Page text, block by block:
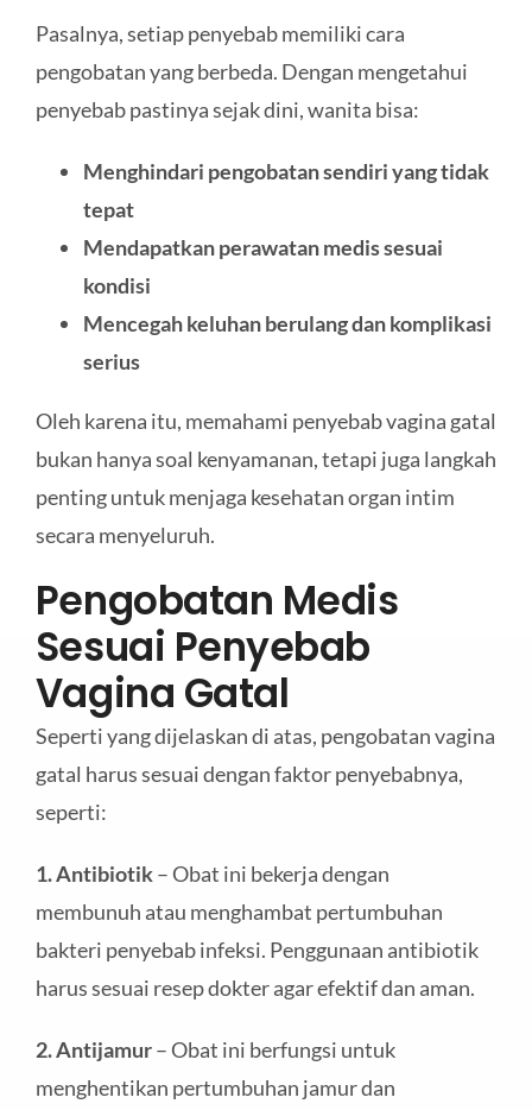
Pasalnya, setiap penyebab memiliki cara
pengobatan yang berbeda. Dengan mengetahui
penyebab pastinya sejak dini, wanita bisa:
Menghindari pengobatan sendiri yang tidak
tepat
Mendapatkan perawatan medis sesuai
kondisi
Mencegah keluhan berulang dan komplikasi
serius
Oleh karena itu, memahami penyebab vagina gatal
bukan hanya soal kenyamanan, tetapi juga langkah
penting untuk menjaga kesehatan organ intim
secara menyeluruh.
Pengobatan Medis
Sesuai Penyebab
Vagina Gatal
Seperti yang dijelaskan di atas, pengobatan vagina
gatal harus sesuai dengan faktor penyebabnya,
seperti:
1. Antibiotik– Obat ini bekerja dengan
membunuh atau menghambat pertumbuhan
bakteri penyebab infeksi. Penggunaan antibiotik
harus sesuai resep dokter agar efektif dan aman.
2. Antijamur– Obat ini berfungsi untuk
menghentikan pertumbuhan jamur dan